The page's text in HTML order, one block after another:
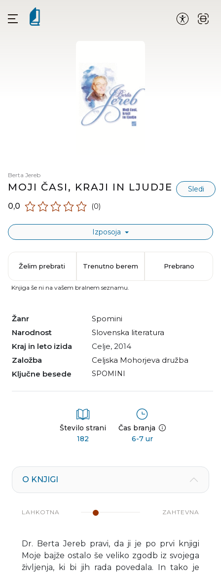
Berta Jereb
MOJI ČASI, KRAJI IN LJUDJE Sledi
0,0 (0)
Izposoja
Žanr
spomini
Narodnost
slovenska literatura
Kraj in leto izida
Celje, 2014
Založba
Celjska Mohorjeva družba
Ključne besede
SPOMINI
Število strani
182
Čas branja
6-7 ur
Želim prebrati Trenutno berem Prebrano
Knjiga še ni na vašem bralnem seznamu.
O KNJIGI
LAHKOTNA ZAHTEVNA
Dr. Berta Jereb pravi, da ji je po prvi knjigi
Moje bajže ostalo še veliko zgodb iz svojega
življenja, ki bi jih rada povedala. In tako je